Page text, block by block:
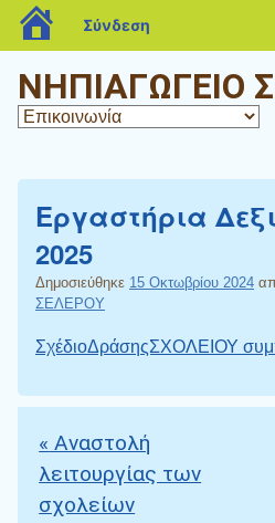
ΝΗΠΙΑΓΩΓΕΙΟ
Εργαστήρια
2025
Δημοσιεύθηκε 15 Οκτωβρίου 2024
ΣΕΛΕΡΟΥ
ΣχέδιοΔράσηςΣΧΟΛΕΙΟΥ
Πλοήγηση
« Αναστολή
λειτουργίας των
σχολείων
blogs.sch.gr
Σύνδεση